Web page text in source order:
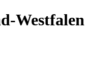
Westfalen